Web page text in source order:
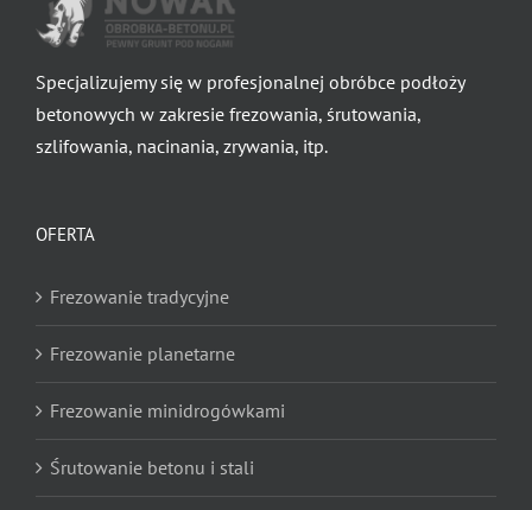
Specjalizujemy się w profesjonalnej obróbce podłoży
betonowych w zakresie frezowania, śrutowania,
szlifowania, nacinania, zrywania, itp.
OFERTA
Frezowanie tradycyjne
Frezowanie planetarne
Frezowanie minidrogówkami
Śrutowanie betonu i stali